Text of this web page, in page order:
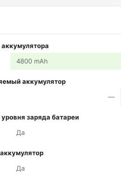
4800 mAh
аккумулятор
—
заряда батареи
Да
Да